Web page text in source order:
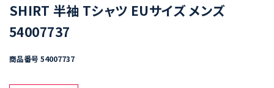
SHIRT 半袖 Tシャツ EUサイズ メンズ
54007737
商品番号 54007737